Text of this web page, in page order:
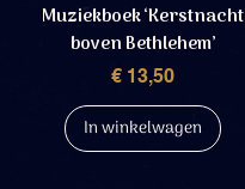
Muziekboek ‘Kerstnacht
boven Bethlehem’
Prijs
€ 13,50
In winkelwagen